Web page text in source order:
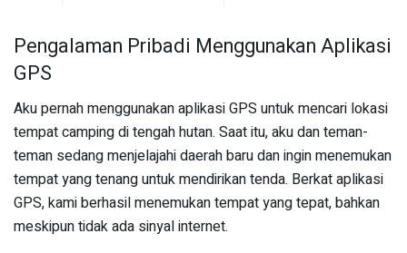
Pengalaman Pribadi Menggunakan Aplikasi
GPS
Aku pernah menggunakan aplikasi GPS untuk mencari lokasi
tempat camping di tengah hutan. Saat itu, aku dan teman-
teman sedang menjelajahi daerah baru dan ingin menemukan
tempat yang tenang untuk mendirikan tenda. Berkat aplikasi
GPS, kami berhasil menemukan tempat yang tepat, bahkan
meskipun tidak ada sinyal internet.